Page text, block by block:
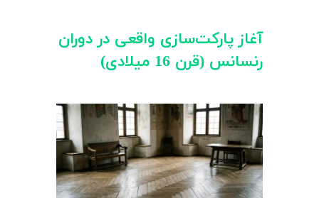
آغاز پارکت‌سازی واقعی در دوران
رنسانس (قرن 16 میلادی)